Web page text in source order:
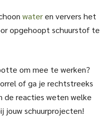
wateren ververs het
opgehoopt schuurstof te
om mee te werken?
of ga je rechtstreeks
de reacties weten welke
jouw schuurprojecten!